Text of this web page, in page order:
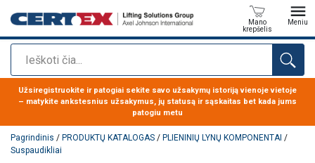
Paieška
Mano
krepšelis
Meniu
Produktas buvo pridėtas prie jūsų užklausos
Užsiregistruokite ir patogiai sekite savo užsakymų istoriją vienoje vietoje
– matykite ankstesnius užsakymus, jų statusą ir sąskaitas bet kada jums
patogiu metu
Pagrindinis / PRODUKTŲ KATALOGAS / PLIENINIŲ LYNŲ KOMPONENTAI /
Suspaudikliai